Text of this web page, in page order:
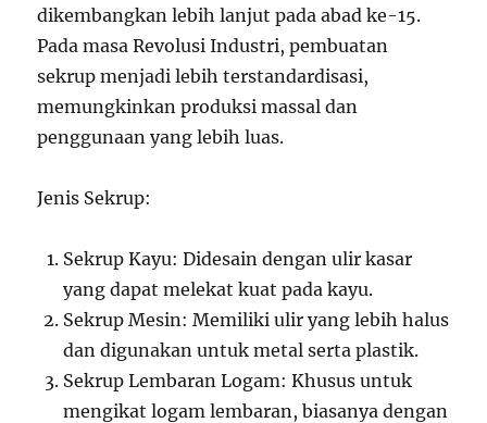
dikembangkan lebih lanjut pada abad ke-15.
Pada masa Revolusi Industri, pembuatan
sekrup menjadi lebih terstandardisasi,
memungkinkan produksi massal dan
penggunaan yang lebih luas.
Jenis Sekrup:
Sekrup Kayu: Didesain dengan ulir kasar
yang dapat melekat kuat pada kayu.
Sekrup Mesin: Memiliki ulir yang lebih halus
dan digunakan untuk metal serta plastik.
Sekrup Lembaran Logam: Khusus untuk
mengikat logam lembaran, biasanya dengan